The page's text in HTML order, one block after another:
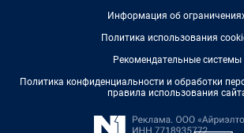
Информация об
Политика использования
Рекомендательные системы
Политика конфиденциальности и обработки
правила использования